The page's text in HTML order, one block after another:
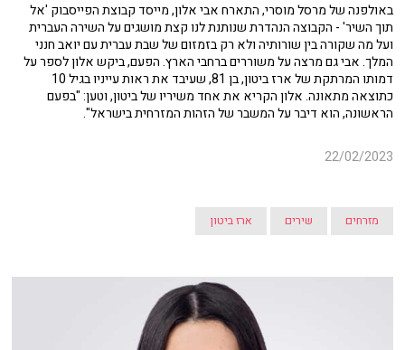
באולפנה של מרסל מוסרי, התארח אבי אלון, מייסד קבוצת הפייסבוק 'אל
תוך השיר' - הקבוצה הנהדרת שנותנת לנו קצת מושגים על השירה העברית
ועל מה שקורה בין שורותיה ולא רק בזמזום של שבת עברית עם יואב חנני
המלך. אבי גם מרצה על משוררים ברחבי הארץ. הפעם, ביקש אלון לספר על
דמותו המרתקת של ארז ביטון, בן 81, שעיבד את ראות עייניו בגיל 10
כתוצאה מתאונה. אלון הקריא את אחד משיריו של ביטון, וטען: "בפעם
הראשונה, הוא דיבר על המשבר של הזהות המזרחית בישראל".
22/02/2023
מזרחים שירים ארז ביטון